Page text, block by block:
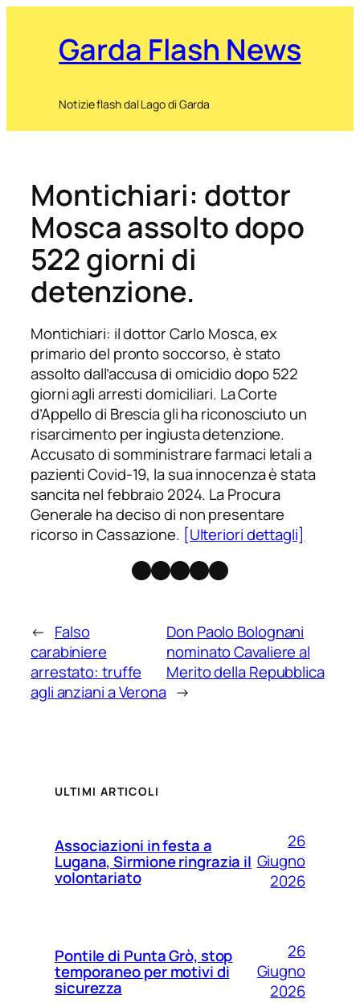
Garda Flash News
Notizie flash dal Lago di Garda
Montichiari: dottor
Mosca assolto dopo
522 giorni di
detenzione.
Montichiari: il dottor Carlo Mosca, ex
primario del pronto soccorso, è stato
assolto dall’accusa di omicidio dopo 522
giorni agli arresti domiciliari. La Corte
d’Appello di Brescia gli ha riconosciuto un
risarcimento per ingiusta detenzione.
Accusato di somministrare farmaci letali a
pazienti Covid-19, la sua innocenza è stata
sancita nel febbraio 2024. La Procura
Generale ha deciso di non presentare
ricorso in Cassazione. [Ulteriori dettagli]
Facebook
Instagram
X Threads
Telegram
← Falso
carabiniere
arrestato: truffe
agli anziani a Verona
Don Paolo Bolognani
nominato Cavaliere al
Merito della Repubblica
→
ULTIMI ARTICOLI
Associazioni in festa a
Lugana, Sirmione ringrazia il
volontariato
26
Giugno
2026
Pontile di Punta Grò, stop
temporaneo per motivi di
sicurezza
26
Giugno
2026